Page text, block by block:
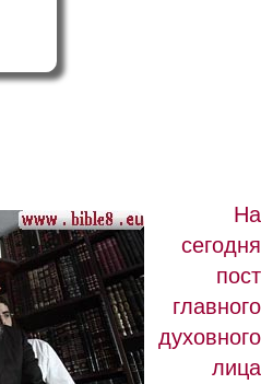
На
сегодня
пост
главного
духовного
лица